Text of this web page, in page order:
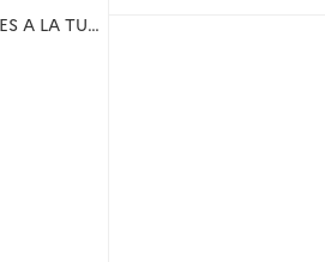
CONVENTIONS INTERNATIONALES RELATIVES A LA TUNISIE